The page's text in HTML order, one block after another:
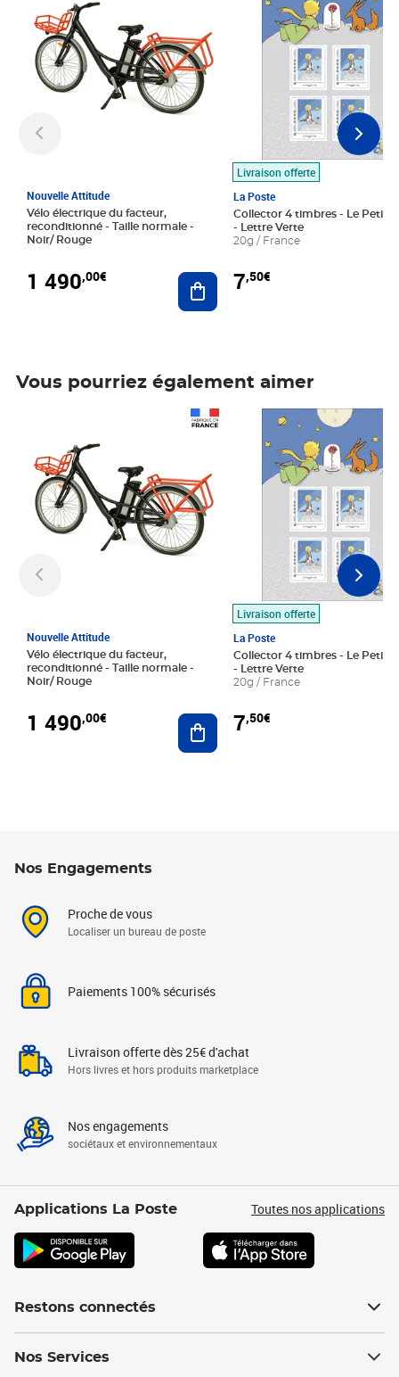
Nouvelle Attitude
Vélo électrique du facteur,
reconditionné - Taille normale -
Noir/ Rouge
1 490,00€ Ajouter au panier
Livraison offerte
La Poste
Collector 4 timbres - Le Petit
- Lettre Verte
20g / France
7,50€
Vous pourriez également aimer
Nouvelle Attitude
Vélo électrique du facteur,
reconditionné - Taille normale -
Noir/ Rouge
1 490,00€ Ajouter au panier
Livraison offerte
La Poste
Collector 4 timbres - Le Petit
- Lettre Verte
20g / France
7,50€
Prix 7,50€
Nos Engagements
Proche de vous
Localiser un bureau de poste
Paiements 100% sécurisés
Livraison offerte dès 25€ d'achat
Hors livres et hors produits marketplace
Nos engagements
sociétaux et environnementaux
Applications La Poste Toutes nos applications
Restons connectés
Nos Services